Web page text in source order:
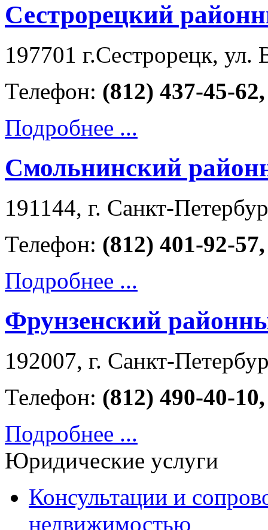
Сестрорецкий
197701 г.Сестрорецк, ул.
Телефон: (812) 437-45-
Подробнее ...
Смольнинский
191144, г. Санкт-
Телефон: (812) 401-92-
Подробнее ...
Фрунзенский
192007, г. Санкт-
Телефон: (812) 490-40-
Подробнее ...
Юридические услуги
Консультации и
недвижимостью